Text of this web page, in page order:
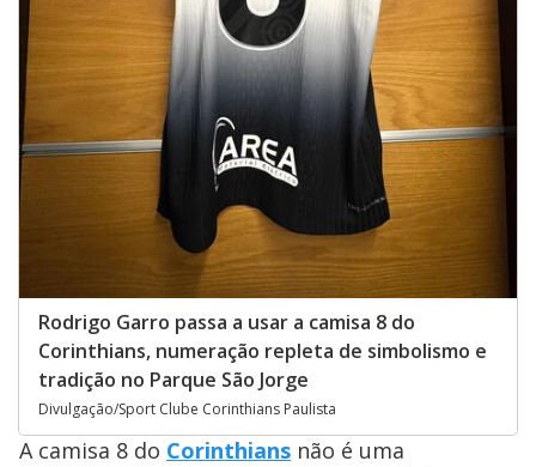
Rodrigo Garro passa a usar a camisa 8 do
Corinthians, numeração repleta de simbolismo e
tradição no Parque São Jorge
Divulgação/Sport Clube Corinthians Paulista
A camisa 8 do Corinthians não é uma